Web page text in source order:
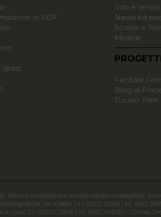
in PDF
Info e servizi
News ed
Scuole e
Mostre
Far East
Blog di
Tucker Film
contenuto può essere copiato o manipolato.
via Villalta, 24 | 33100 Udine | tel. 0432
Asquini 33 | 33100 Udine | tel. 0432 204933 | Cinema